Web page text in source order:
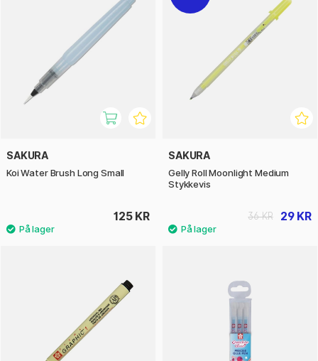
SAKURA
Koi Water Brush Long Small
125 KR
SAKURA
Gelly Roll Moonlight Medium
Stykkevis
29 KR
36 KR